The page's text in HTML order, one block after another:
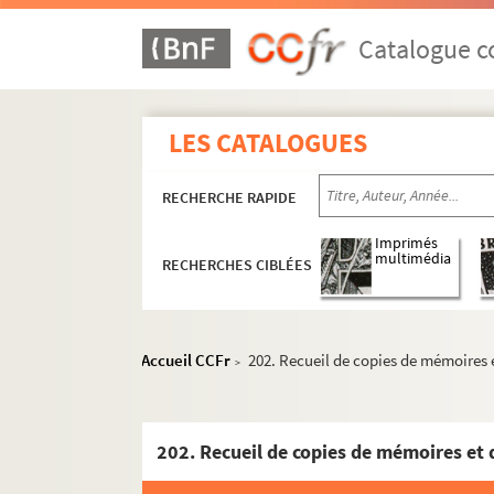
Catalogue
LES CATALOGUES
RECHERCHE RAPIDE
RECHERCHES CIBLÉES
Imprimés
multimédia
Accueil CCFr > 202. Recueil de copies de
183. « Rituale regalis et insignis ecclesiae
184. « Martyrologium regalis ecclesiae